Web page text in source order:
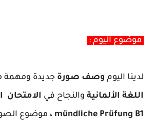
موضوع اليوم :
لدينا اليوم وصف صورة جديدة ومهمة
اللغة الألمانية والنجاح في
mündliche Prüfung B1 ،
موضوع